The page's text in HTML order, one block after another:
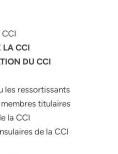
LA CCI
DU CCI
les ressortissants
titulaires
la CCI
de la CCI